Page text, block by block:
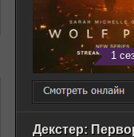
1
Декстер: